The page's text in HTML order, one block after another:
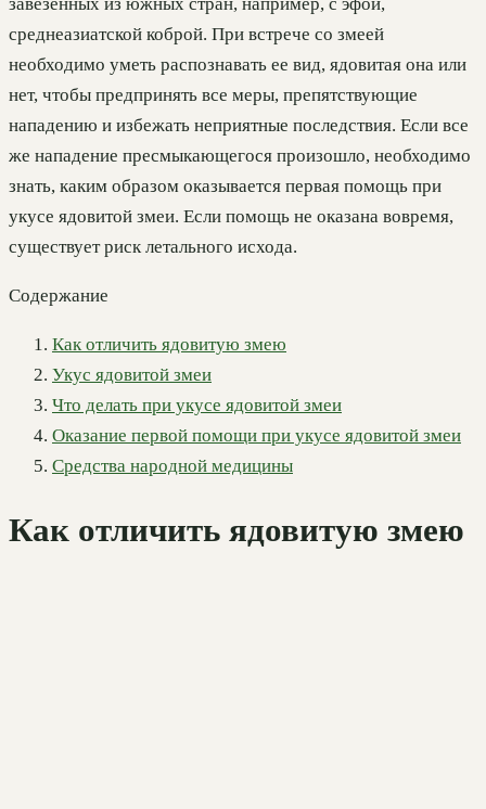
завезенных из южных стран, например, с эфой,
среднеазиатской коброй. При встрече со змеей
необходимо уметь распознавать ее вид, ядовитая она или
нет, чтобы предпринять все меры, препятствующие
нападению и избежать неприятные последствия. Если все
же нападение пресмыкающегося произошло, необходимо
знать, каким образом оказывается первая помощь при
укусе ядовитой змеи. Если помощь не оказана вовремя,
существует риск летального исхода.
Содержание
Как отличить ядовитую змею
Укус ядовитой змеи
Что делать при укусе ядовитой змеи
Оказание первой помощи при укусе ядовитой змеи
Средства народной медицины
Как отличить ядовитую змею